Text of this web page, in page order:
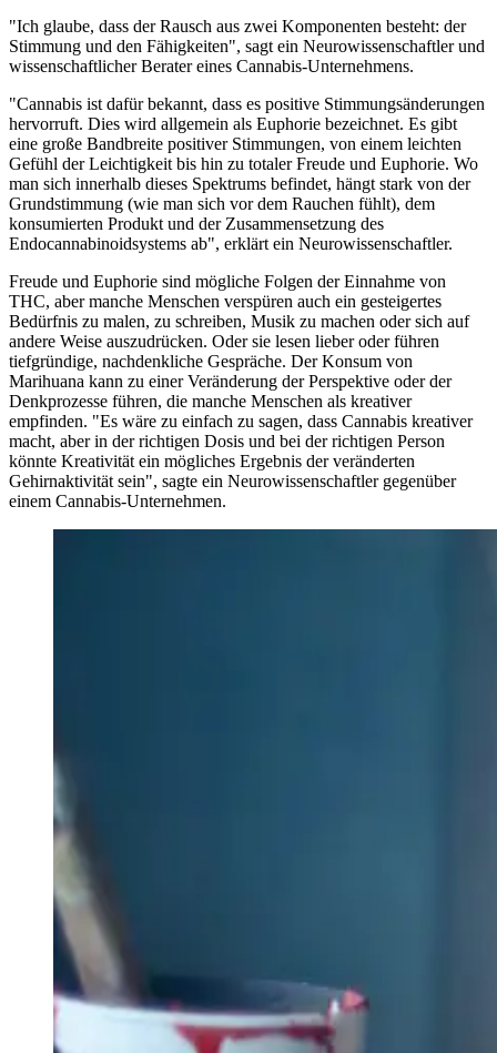
"Ich glaube, dass der Rausch aus zwei Komponenten besteht: der
Stimmung und den Fähigkeiten", sagt ein Neurowissenschaftler und
wissenschaftlicher Berater eines Cannabis-Unternehmens.
"Cannabis ist dafür bekannt, dass es positive Stimmungsänderungen
hervorruft. Dies wird allgemein als Euphorie bezeichnet. Es gibt
eine große Bandbreite positiver Stimmungen, von einem leichten
Gefühl der Leichtigkeit bis hin zu totaler Freude und Euphorie. Wo
man sich innerhalb dieses Spektrums befindet, hängt stark von der
Grundstimmung (wie man sich vor dem Rauchen fühlt), dem
konsumierten Produkt und der Zusammensetzung des
Endocannabinoidsystems ab", erklärt ein Neurowissenschaftler.
Freude und Euphorie sind mögliche Folgen der Einnahme von
THC, aber manche Menschen verspüren auch ein gesteigertes
Bedürfnis zu malen, zu schreiben, Musik zu machen oder sich auf
andere Weise auszudrücken. Oder sie lesen lieber oder führen
tiefgründige, nachdenkliche Gespräche. Der Konsum von
Marihuana kann zu einer Veränderung der Perspektive oder der
Denkprozesse führen, die manche Menschen als kreativer
empfinden. "Es wäre zu einfach zu sagen, dass Cannabis kreativer
macht, aber in der richtigen Dosis und bei der richtigen Person
könnte Kreativität ein mögliches Ergebnis der veränderten
Gehirnaktivität sein", sagte ein Neurowissenschaftler gegenüber
einem Cannabis-Unternehmen.